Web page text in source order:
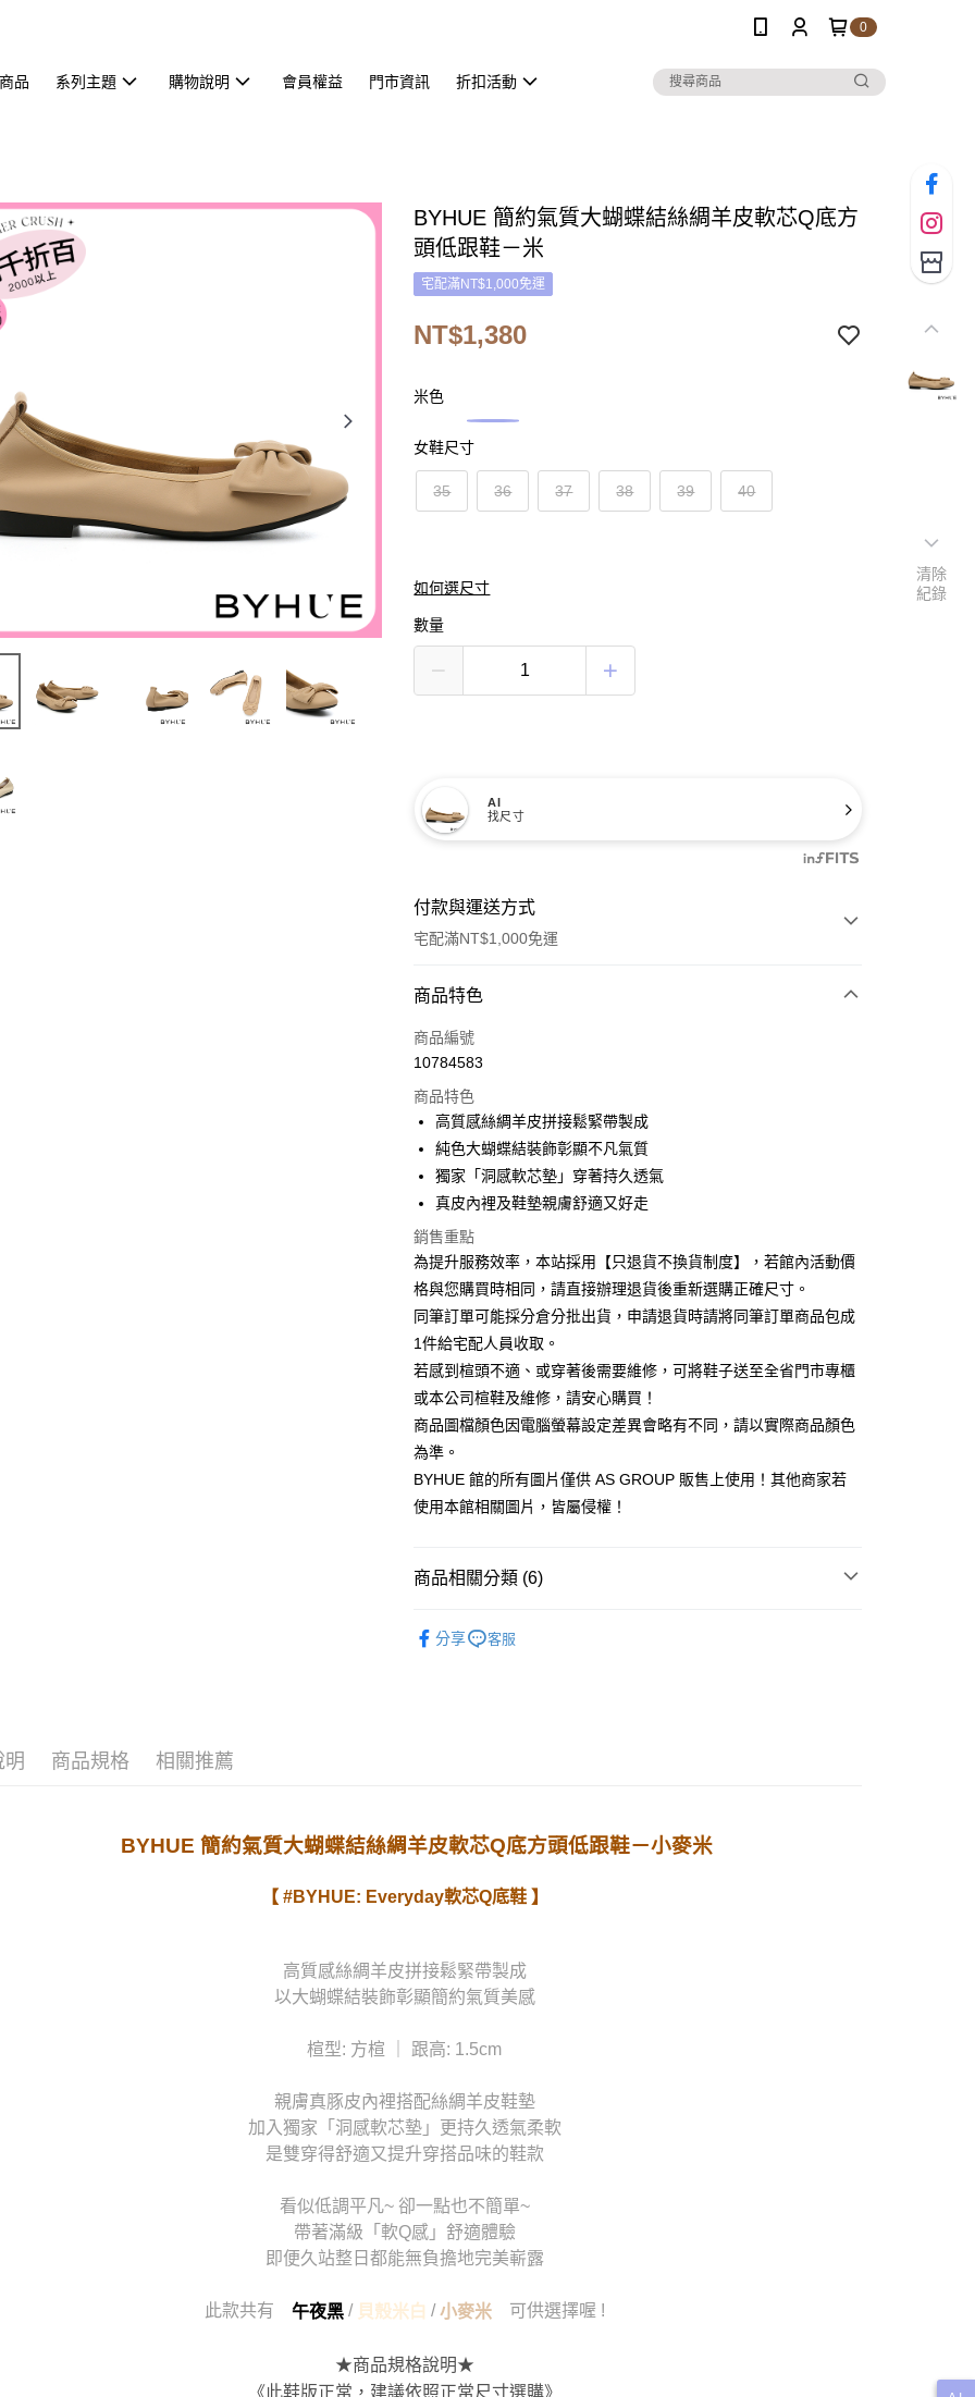
0
品 系列主題 購物說明 會員權益 門市資訊 折扣活動
BYHUE 簡約氣質大蝴蝶結絲綢羊皮軟芯Q底方
頭低跟鞋－米
宅配滿NT$1,000免運
NT$1,380
米色
女鞋尺寸
35 36 37 38 39 40
如何選尺寸
數量
AI
找尺寸
付款與運送方式
宅配滿NT$1,000免運
付款方式
信用卡一次付款
3 期 0 利率 每期 NT$460
合作金庫商業銀行
華南商業銀行
彰化商業銀行
國泰世華商業銀行
臺灣中小企業銀行
匯豐（台灣）商業銀行
華泰商業銀行
聯邦商業銀行
遠東國際商業銀行
玉山商業銀行
星展（台灣）商業銀行
台新國際商業銀行
台灣樂天信用卡公司
6 期 0 利率 每期NT$230
合作金庫商業銀行
第一商業銀行
華南商業銀行
國泰世華商業銀行
臺灣中小企業銀行
台中商業銀行
匯豐（台灣）商業銀行
華泰商業銀行
聯邦商業銀行
遠東國際商業銀行
元大商業銀行
台新國際商業銀行
中國信託商業銀行
台灣樂天信用卡公司
12 期 0 利率 每期 NT$115
合作金庫商業銀行
華南商業銀行
上海商業儲蓄銀行
台北富邦商業銀行
臺灣中小企業銀行
台中商業銀行
匯豐（台灣）商業銀行
華泰商業銀行
聯邦商業銀行
元大商業銀行
永豐商業銀行
玉山商業銀行
台灣樂天信用卡公司
LINE Pay
Apple Pay
街口支付
悠遊付
Google Pay
ATM付款
貨到付款
付款後全家取貨(固定運費)
付款後7-11取貨(固定運費)
商品特色
商品編號
10784583
商品特色
高質感絲綢羊皮拼接鬆緊帶製成
純色大蝴蝶結裝飾彰顯不凡氣質
獨家「洞感軟芯墊」穿著持久透氣
真皮內裡及鞋墊親膚舒適又好走
銷售重點
為提升服務效率，本站採用【只退貨不換貨制度】，若館內活動價
格與您購買時相同，請直接辦理退貨後重新選購正確尺寸。
同筆訂單可能採分倉分批出貨，申請退貨時請將同筆訂單商品包成
1件給宅配人員收取。
若感到楦頭不適、或穿著後需要維修，可將鞋子送至全省門市專櫃
或本公司楦鞋及維修，請安心購買！
商品圖檔顏色因電腦螢幕設定差異會略有不同，請以實際商品顏色
為準。
BYHUE 館的所有圖片僅供 AS GROUP 販售上使用！其他商家若
使用本館相關圖片，皆屬侵權！
商品相關分類 (6)
分享 客服
明 商品規格 相關推薦
BYHUE 簡約氣質大蝴蝶結絲綢羊皮軟芯Q底方頭低跟鞋－小麥米
【 #BYHUE: Everyday軟芯Q底鞋 】
高質感絲綢羊皮拼接鬆緊帶製成
以大蝴蝶結裝飾彰顯簡約氣質美感
楦型: 方楦 ｜ 跟高: 1.5cm
親膚真豚皮內裡搭配絲綢羊皮鞋墊
加入獨家「洞感軟芯墊」更持久透氣柔軟
是雙穿得舒適又提升穿搭品味的鞋款
看似低調平凡~ 卻一點也不簡單~
帶著滿級「軟Q感」舒適體驗
即便久站整日都能無負擔地完美嶄露
此款共有 午夜黑/ 貝殼米白 /小麥米可供選擇喔 !
★商品規格說明★
《此鞋版正常，建議依照正常尺寸選購》
清除
紀錄